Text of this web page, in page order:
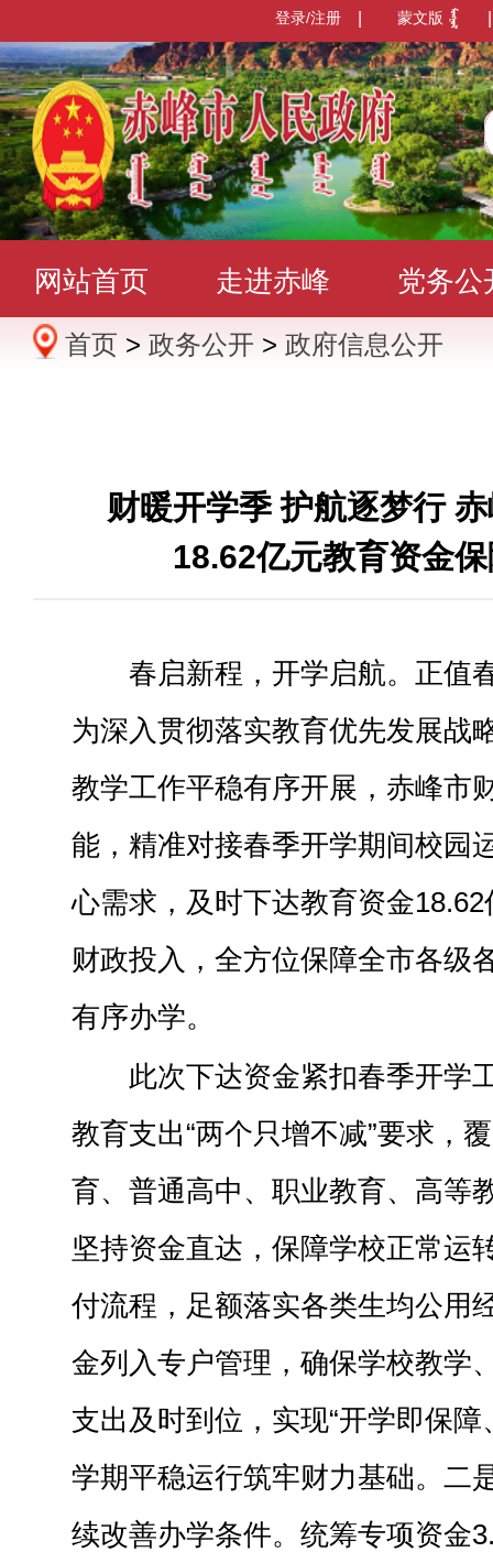
蒙文版
登录/注册
网站首页 走进赤峰 党务公
办事服务 政民互动 数据发
首页 > 政务公开 > 政府信息公开
财暖开学季 护航逐梦行
18.62亿元教育资金
春启新程，开学启航。正值
为深入贯彻落实教育优先发展战
教学工作平稳有序开展，赤峰市
能，精准对接春季开学期间校园
心需求，及时下达教育资金
财政投入，全方位保障全市各级
有序办学。
此次下达资金紧扣春季开学
教育支出“两个只增不减”要求，
育、普通高中、职业教育、高等
坚持资金直达，保障学校正常运
付流程，足额落实各类生均公用
金列入专户管理，确保学校教学
支出及时到位，实现“开学即保
学期平稳运行筑牢财力基础。二
续改善办学条件。统筹专项资金